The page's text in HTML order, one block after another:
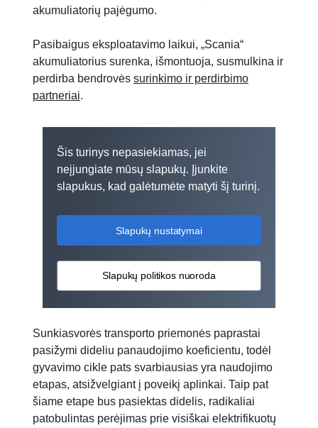
akumuliatorių pajėgumo.
Pasibaigus eksploatavimo laikui, „Scania“
akumuliatorius surenka, išmontuoja, susmulkina ir
perdirba bendrovės surinkimo ir perdirbimo
partneriai.
Šis turinys nepasiekiamas, jei
neįjungiate mūsų slapukų. Įjunkite
slapukus, kad galėtumėte matyti šį turinį.
Slapukų nustatymai
Slapukų politikos nuoroda
Sunkiasvorės transporto priemonės paprastai
pasižymi dideliu panaudojimo koeficientu, todėl
gyvavimo cikle pats svarbiausias yra naudojimo
etapas, atsižvelgiant į poveikį aplinkai. Taip pat
šiame etape bus pasiektas didelis, radikaliai
patobulintas perėjimas prie visiškai elektrifikuotų